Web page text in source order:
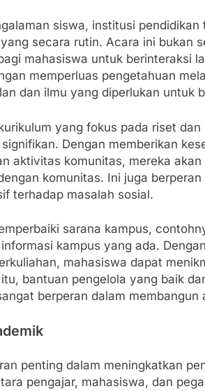
siswa, institusi
secara rutin. Acara ini bukan
mahasiswa untuk berinteraksi
memperluas pengetahuan
dan ilmu yang diperlukan untuk
yang fokus pada riset
Dengan memberikan
aktivitas komunitas, mereka
komunitas. Ini juga
terhadap masalah sosial.
sarana kampus,
kampus yang ada.
mahasiswa dapat
bantuan pengelola yang baik
berperan dalam
penting dalam meningkatkan
pengajar, mahasiswa, dan